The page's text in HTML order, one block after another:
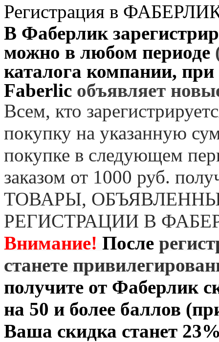
Регистрация в
В Фаберлик
можно в любом периоде
каталога компании,
Faberlic объявляет
Всем, кто
покупку на указанную
покупке в следующем
заказом от 1000 руб.
ТОВАРЫ,
РЕГИСТРАЦИИ В
Внимание! После
станете
получите от Фаберлик
на 50 и более баллов
Ваша скидка станет